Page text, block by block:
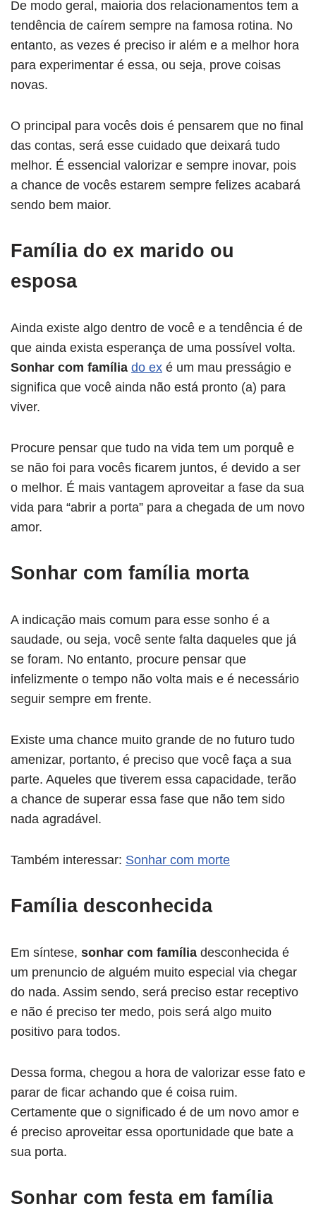
De modo geral, maioria dos relacionamentos tem a
tendência de caírem sempre na famosa rotina. No
entanto, as vezes é preciso ir além e a melhor hora
para experimentar é essa, ou seja, prove coisas
novas.
O principal para vocês dois é pensarem que no final
das contas, será esse cuidado que deixará tudo
melhor. É essencial valorizar e sempre inovar, pois
a chance de vocês estarem sempre felizes acabará
sendo bem maior.
Família do ex marido ou
esposa
Ainda existe algo dentro de você e a tendência é de
que ainda exista esperança de uma possível volta.
Sonhar com família do ex é um mau presságio e
significa que você ainda não está pronto (a) para
viver.
Procure pensar que tudo na vida tem um porquê e
se não foi para vocês ficarem juntos, é devido a ser
o melhor. É mais vantagem aproveitar a fase da sua
vida para “abrir a porta” para a chegada de um novo
amor.
Sonhar com família morta
A indicação mais comum para esse sonho é a
saudade, ou seja, você sente falta daqueles que já
se foram. No entanto, procure pensar que
infelizmente o tempo não volta mais e é necessário
seguir sempre em frente.
Existe uma chance muito grande de no futuro tudo
amenizar, portanto, é preciso que você faça a sua
parte. Aqueles que tiverem essa capacidade, terão
a chance de superar essa fase que não tem sido
nada agradável.
Também interessar: Sonhar com morte
Família desconhecida
Em síntese, sonhar com família desconhecida é
um prenuncio de alguém muito especial via chegar
do nada. Assim sendo, será preciso estar receptivo
e não é preciso ter medo, pois será algo muito
positivo para todos.
Dessa forma, chegou a hora de valorizar esse fato e
parar de ficar achando que é coisa ruim.
Certamente que o significado é de um novo amor e
é preciso aproveitar essa oportunidade que bate a
sua porta.
Sonhar com festa em família